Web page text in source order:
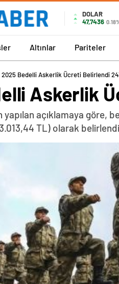
DOLAR
47,7436
Altınlar Pariteler
2025 Bedelli Askerlik Ücreti Belirlendi
Askerlik
yapılan açıklamaya göre,
TL) olarak